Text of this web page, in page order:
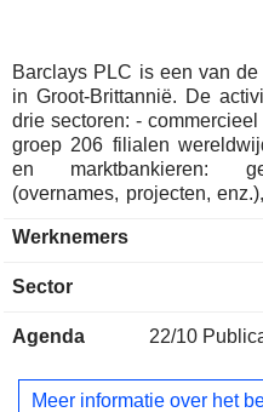
Barclays PLC is een van
in Groot-Brittannië. De
drie sectoren: - commercieel bankieren: eind 2025 bezat de
groep 206 filialen wereldwijd; - financiering,
en marktbankieren:
(overnames, projecten,
aandelenhandel,
2025 beheerde de groep
inkomsten zijn
(4,9%), Afrika en het Midden-
Werknemers
Sector
Agenda 22/10
Meer informatie over het